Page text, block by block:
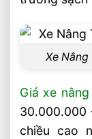
Xe
Giá xe
30.000.000
chiều cao